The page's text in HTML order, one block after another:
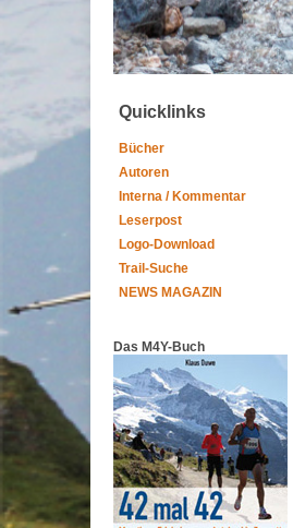
Quicklinks
Bücher
Autoren
Interna / Kommentar
Leserpost
Logo-Download
Trail-Suche
NEWS MAGAZIN
Das M4Y-Buch